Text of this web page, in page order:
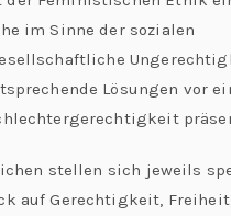
im Sinne der sozialen
Lösungen vor
stellen sich jeweils
auf Gerechtigkeit, Freiheit,